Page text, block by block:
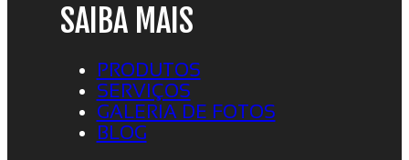
SAIBA MAIS
PRODUTOS
SERVIÇOS
GALERIA DE FOTOS
BLOG